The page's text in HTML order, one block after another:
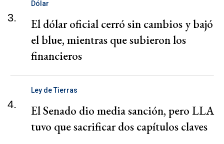
3.
Dólar
El dólar oficial cerró sin cambios y bajó
el blue, mientras que subieron los
financieros
4.
Ley de Tierras
El Senado dio media sanción, pero LLA
tuvo que sacrificar dos capítulos claves